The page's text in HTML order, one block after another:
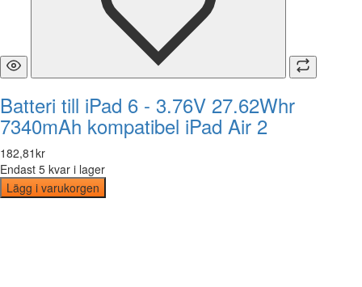
Batteri till iPad 6 - 3.76V 27.62Whr
7340mAh kompatibel iPad Air 2
182,81kr
Endast 5 kvar i lager
Lägg i varukorgen